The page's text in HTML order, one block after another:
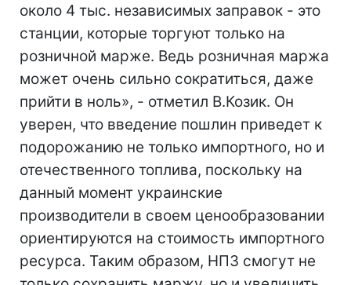
около 4 тыс. независимых заправок - это
станции, которые торгуют только на
розничной марже. Ведь розничная маржа
может очень сильно сократиться, даже
прийти в ноль», - отметил В.Козик. Он
уверен, что введение пошлин приведет к
подорожанию не только импортного, но и
отечественного топлива, поскольку на
данный момент украинские
производители в своем ценообразовании
ориентируются на стоимость импортного
ресурса. Таким образом, НПЗ смогут не